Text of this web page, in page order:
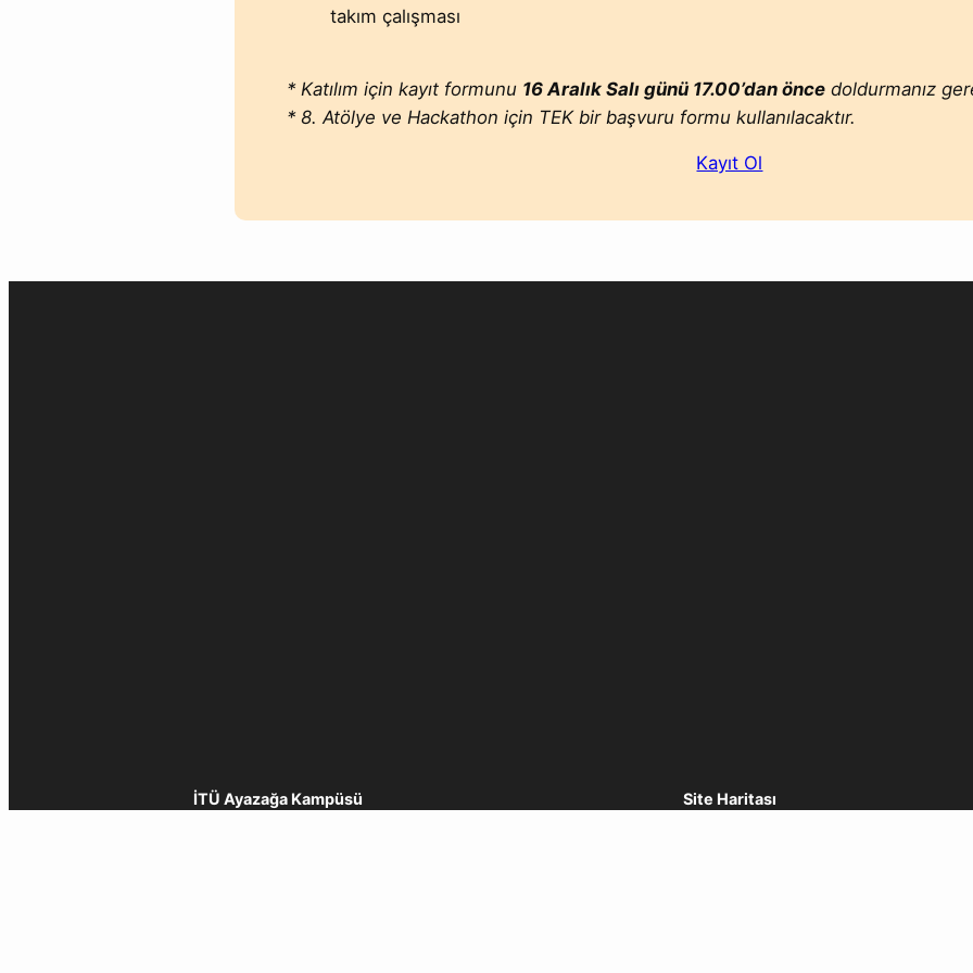
takım çalışması
* Katılım için kayıt formunu 16 Aralık Salı günü 17.00’dan önce doldurmanız
* 8. Atölye ve Hackathon için TEK bir başvuru formu kullanılacaktır.
Kayıt Ol
İTÜ Ayazağa Kampüsü
Site Haritası